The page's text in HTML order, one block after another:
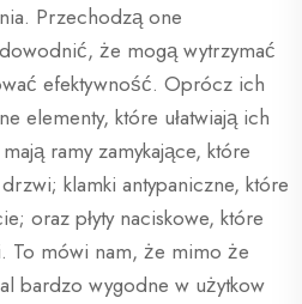
Przechodzą one
że mogą wytrzymać
efektywność. Oprócz ich
elementy, które ułatwiają ich
ramy zamykające, które
klamki antypaniczne, które
oraz płyty naciskowe, które
To mówi nam, że mimo że
bardzo wygodne w użytkow